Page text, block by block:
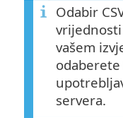
Odabir
vašem
odaberete
servera.